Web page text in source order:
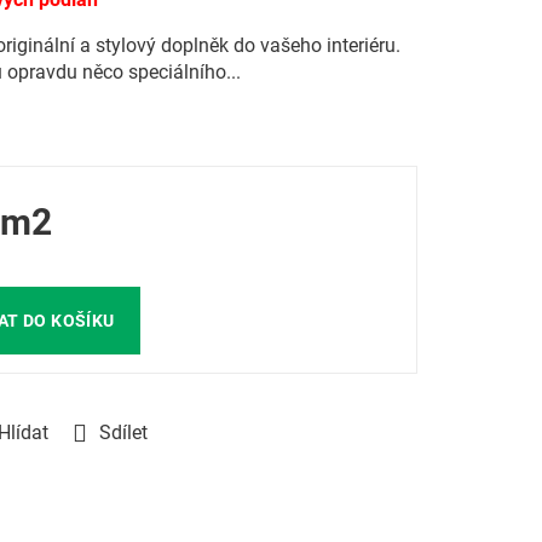
a stylový doplněk do vašeho interiéru.
něco speciálního...
Hlídat Sdílet
DO KOŠÍKU